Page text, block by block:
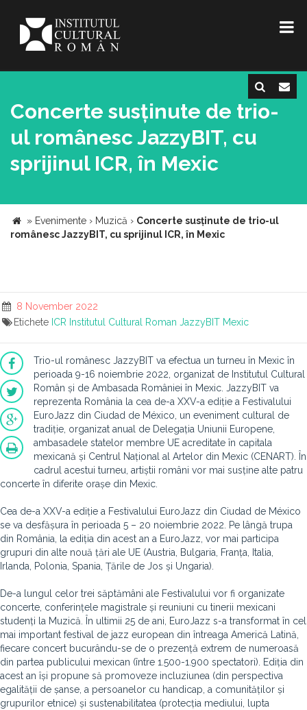
Concerte susținute de trio-
ul românesc JazzyBIT, cu
sprijinul ICR, în Mexic
» Evenimente › Muzică › Concerte susținute de trio-ul
românesc JazzyBIT, cu sprijinul ICR, în Mexic
8 November 2022
Etichete ICR Institutul Cultural Roman JazzyBIT Mexic
Trio-ul românesc JazzyBIT va efectua un turneu în Mexic în
perioada 9-16 noiembrie 2022, organizat de Institutul Cultural
Român și de Ambasada României în Mexic. JazzyBIT va
reprezenta România la cea de-a XXV-a ediție a Festivalului
EuroJazz din Ciudad de México, un eveniment cultural de
tradiție, organizat anual de Delegația Uniunii Europene,
ambasadele statelor membre UE acreditate în capitala
mexicană și Centrul Național al Artelor din Mexic (CENART). În
cadrul acestui turneu, artiștii români vor mai susține alte patru
concerte în diferite orașe din Mexic.
Cea de-a XXV-a ediție a Festivalului EuroJazz din Ciudad de México
se va desfășura în perioada 5 – 20 noiembrie 2022. Pe lângă trupa
din România, la ediția din acest an a EuroJazz, vor mai participa
grupuri din alte nouă țări ale UE (Austria, Bulgaria, Franța, Italia,
Irlanda, Polonia, Spania, Țările de Jos și Ungaria).
De-a lungul celor trei săptămâni ale Festivalului vor fi organizate
concerte, conferințele magistrale și reuniuni cu tinerii mexicani
studenți la Muzică. În ultimii 25 de ani, EuroJazz s-a transformat în cel
mai important festival de jazz european din întreaga Americă Latină,
fiecare concert bucurându-se de o prezență extrem de numeroasă
din partea publicului mexican (între 1.500-1.900 spectatori). Ediția din
acest an își propune să promoveze incluziunea (din perspectiva
egalității de șanse, a persoanelor cu handicap, a comunităților și
grupurilor etnice) și sustenabilitatea (protecția mediului, lupta